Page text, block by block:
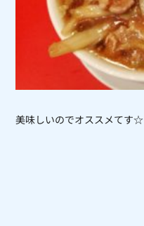
美味しいのでオススメてす☆